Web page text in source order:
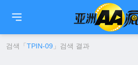
🇹🇼 简中 🇺🇸EN 🇯🇵
검색「 TPIN-09 」검색 결과